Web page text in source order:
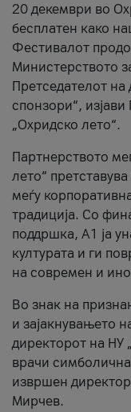
20 декември во
бесплатен како
Фестивалот
Министерството
Претседателот
спонзори“,
„Охридско лето“.
Партнерството
лето“
меѓу
традиција. Со
поддршка, A1 ја
културата и ги
на современ и
Во знак на
и зајакнувањето
директорот на НУ
врачи
извршен
Мирчев.